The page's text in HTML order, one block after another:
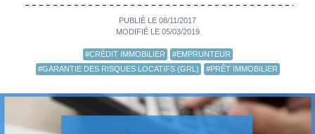
PUBLIÉ LE 08/11/2017
MODIFIÉ LE 05/03/2019
#CRÉDIT IMMOBILIER
#EMPRUNTEUR
#GARANTIE DES RISQUES LOCATIFS (GRL)
#PRÊT IMMOBILIER